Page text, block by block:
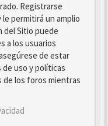
Registrarse
permitirá un amplio
del Sitio puede
a los usuarios
de estar
uso y políticas
de los foros mientras